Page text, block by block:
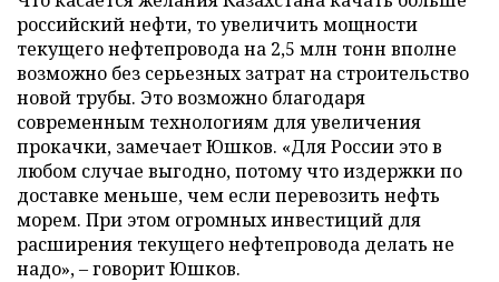
российский нефти, то увеличить мощности
текущего нефтепровода на 2,5 млн тонн вполне
возможно без серьезных затрат на строительство
новой трубы. Это возможно благодаря
современным технологиям для увеличения
прокачки, замечает Юшков. «Для России это в
любом случае выгодно, потому что издержки по
доставке меньше, чем если перевозить нефть
морем. При этом огромных инвестиций для
расширения текущего нефтепровода делать не
надо», – говорит Юшков.